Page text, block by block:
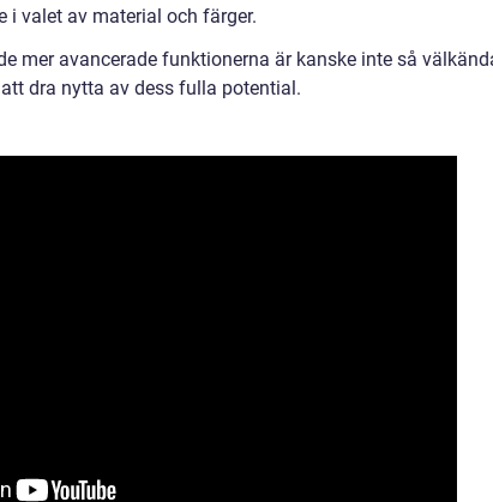
i valet av material och färger.
mer avancerade funktionerna är kanske inte så
dra nytta av dess fulla potential.